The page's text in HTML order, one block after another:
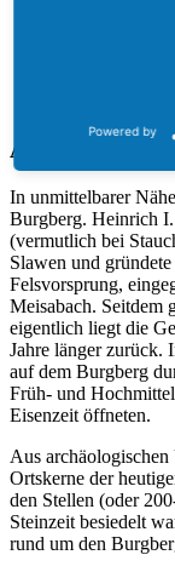
Ausgrabungen
In unmittelbarer
Burgberg. Heinrich
(vermutlich bei
Slawen und
Felsvorsprung,
Meisabach. Seitdem
eigentlich liegt die
Jahre länger zurück.
auf dem Burgberg
Früh- und
Eisenzeit öffneten.
Aus archäologischen
Ortskerne der
den Stellen (oder
Steinzeit besiedelt
rund um den
Powered by